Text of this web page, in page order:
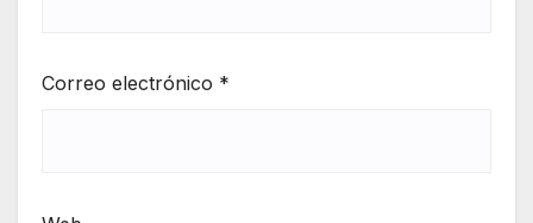
Correo electrónico *